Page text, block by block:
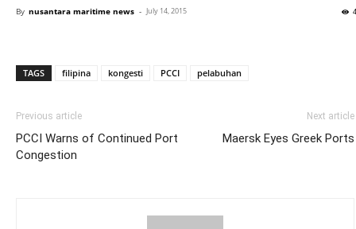
By nusantara maritime news - July 14, 2015
TAGS filipina kongesti PCCI pelabuhan
Previous article
PCCI Warns of Continued Port
Congestion
Next article
Maersk Eyes Greek Ports